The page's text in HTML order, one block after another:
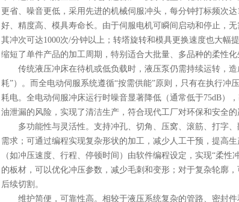
更省、噪音更低，采用先进的机械伺服冲头，每分钟打标频次达
好、精度高、模具寿命长。由于伺服电机可瞬间启动和停止，
其冲次可达1000次/分钟以上；转塔旋转和模具更换速度也大幅
缩短了单件产品的加工周期，特别适合大批量、多品种的柔性化
传统液压冲床在待机或低负载时，液压泵仍需持续运转，造
耗”）。而全电动伺服系统遵循“按需供能”原则，只有在执行冲
耗电。全电动伺服冲床运行时噪音显著降低（通常低于75dB）
油泄漏的风险，实现了清洁生产，符合现代工厂对环保和安全的
多功能性与灵活性。支持冲孔、切角、压窝、滚筋、打字、
需求；可通过编程实现复杂形状的加工，减少人工干预，提高
（如冲压速度、行程、停顿时间）由软件编程设定，实现“柔性
的板材，可以优化冲压参数，减少毛刺和变形；对于复杂轮廓
后续切割。
维护简便，可靠性高。相较于液压系统复杂的管路、密封件